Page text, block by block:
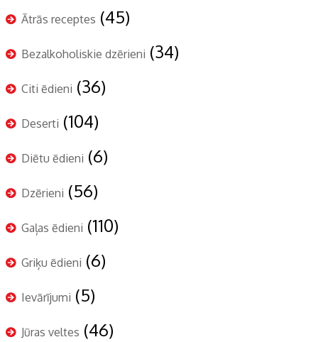
Ātrās receptes (45)
Bezalkoholiskie dzērieni (34)
Citi ēdieni (36)
Deserti (104)
Diētu ēdieni (6)
Dzērieni (56)
Gaļas ēdieni (110)
Griķu ēdieni (6)
Ievārījumi (5)
Jūras veltes (46)